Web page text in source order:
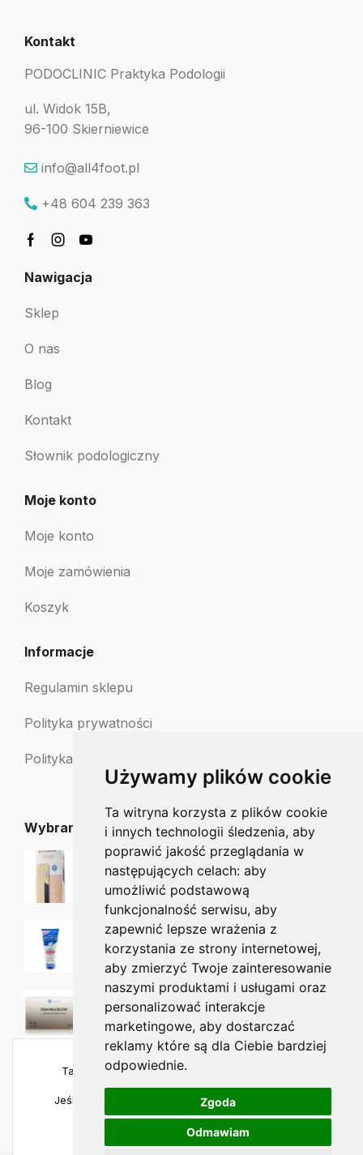
Używamy plików cookie
Ta witryna korzysta z plików cookie
i innych technologii śledzenia, aby
poprawić jakość przeglądania w
następujących celach: aby
umożliwić podstawową
funkcjonalność serwisu, aby
zapewnić lepsze wrażenia z
korzystania ze strony internetowej,
aby zmierzyć Twoje zainteresowanie
naszymi produktami i usługami oraz
personalizować interakcje
marketingowe, aby dostarczać
reklamy które są dla Ciebie bardziej
odpowiednie.
Zgoda
Odmawiam
Kontakt
PODOCLINIC Praktyka Podologii
ul. Widok 15B,
96-100 Skierniewice
info@all4foot.pl
+48 604 239 363
Nawigacja
Sklep
O nas
Blog
Kontakt
Słownik podologiczny
Moje konto
Moje konto
Moje zamówienia
Koszyk
Informacje
Regulamin sklepu
Polityka prywatności
Polityka zwrotów
Wybrane dla Ciebie
22.50zł 20.25zł
38.00zł
SALTEC Testy chemiczne klasy 4 - 2 x 200 szt
43.75 zł
Ta strona używa plików cookies, aby zapewnić
najlepszą jakość korzystania.
Jeśli chcesz sprawdzić szczegóły, odwiedź naszą
politykę prywatności.